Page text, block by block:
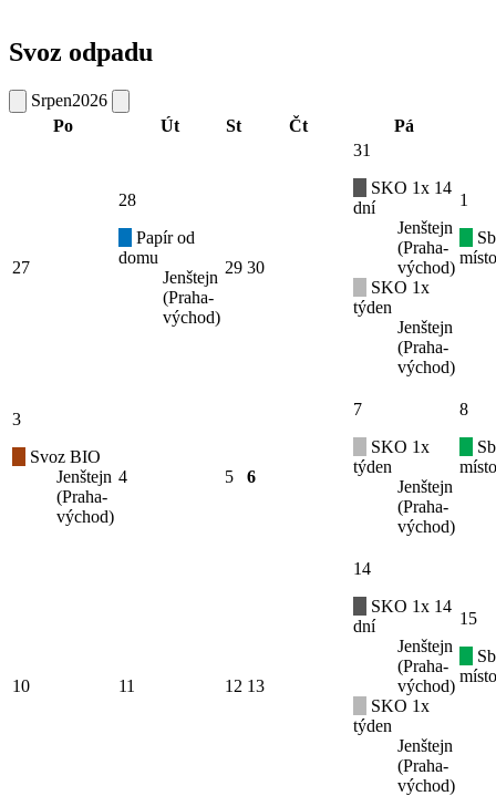
Svoz odpadu
Srpen2026
Po
Út St Čt Pá
27
28
Papír od
domu
Jenštejn
(Praha-
východ)
29 30
31
SKO 1x 14
dní
Jenštejn
(Praha-
východ)
SKO 1x
týden
Jenštejn
(Praha-
východ)
1
3
Svoz BIO
Jenštejn
(Praha-
východ)
4 5 6
7
SKO 1x
týden
Jenštejn
(Praha-
východ)
8
10 11 12 13
14
SKO 1x 14
dní
Jenštejn
(Praha-
východ)
SKO 1x
týden
Jenštejn
(Praha-
východ)
15